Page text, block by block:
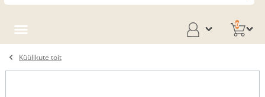
0
Küülikute toit